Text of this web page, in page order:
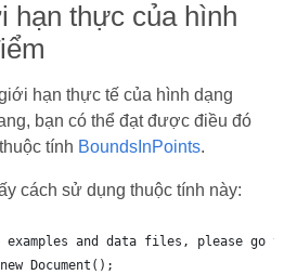
hạn thực của hình
hạn thực tế của hình dạng
bạn có thể đạt được điều đó
tính BoundsInPoints.
cách sử dụng thuộc tính này:
and data files, please go
Document();